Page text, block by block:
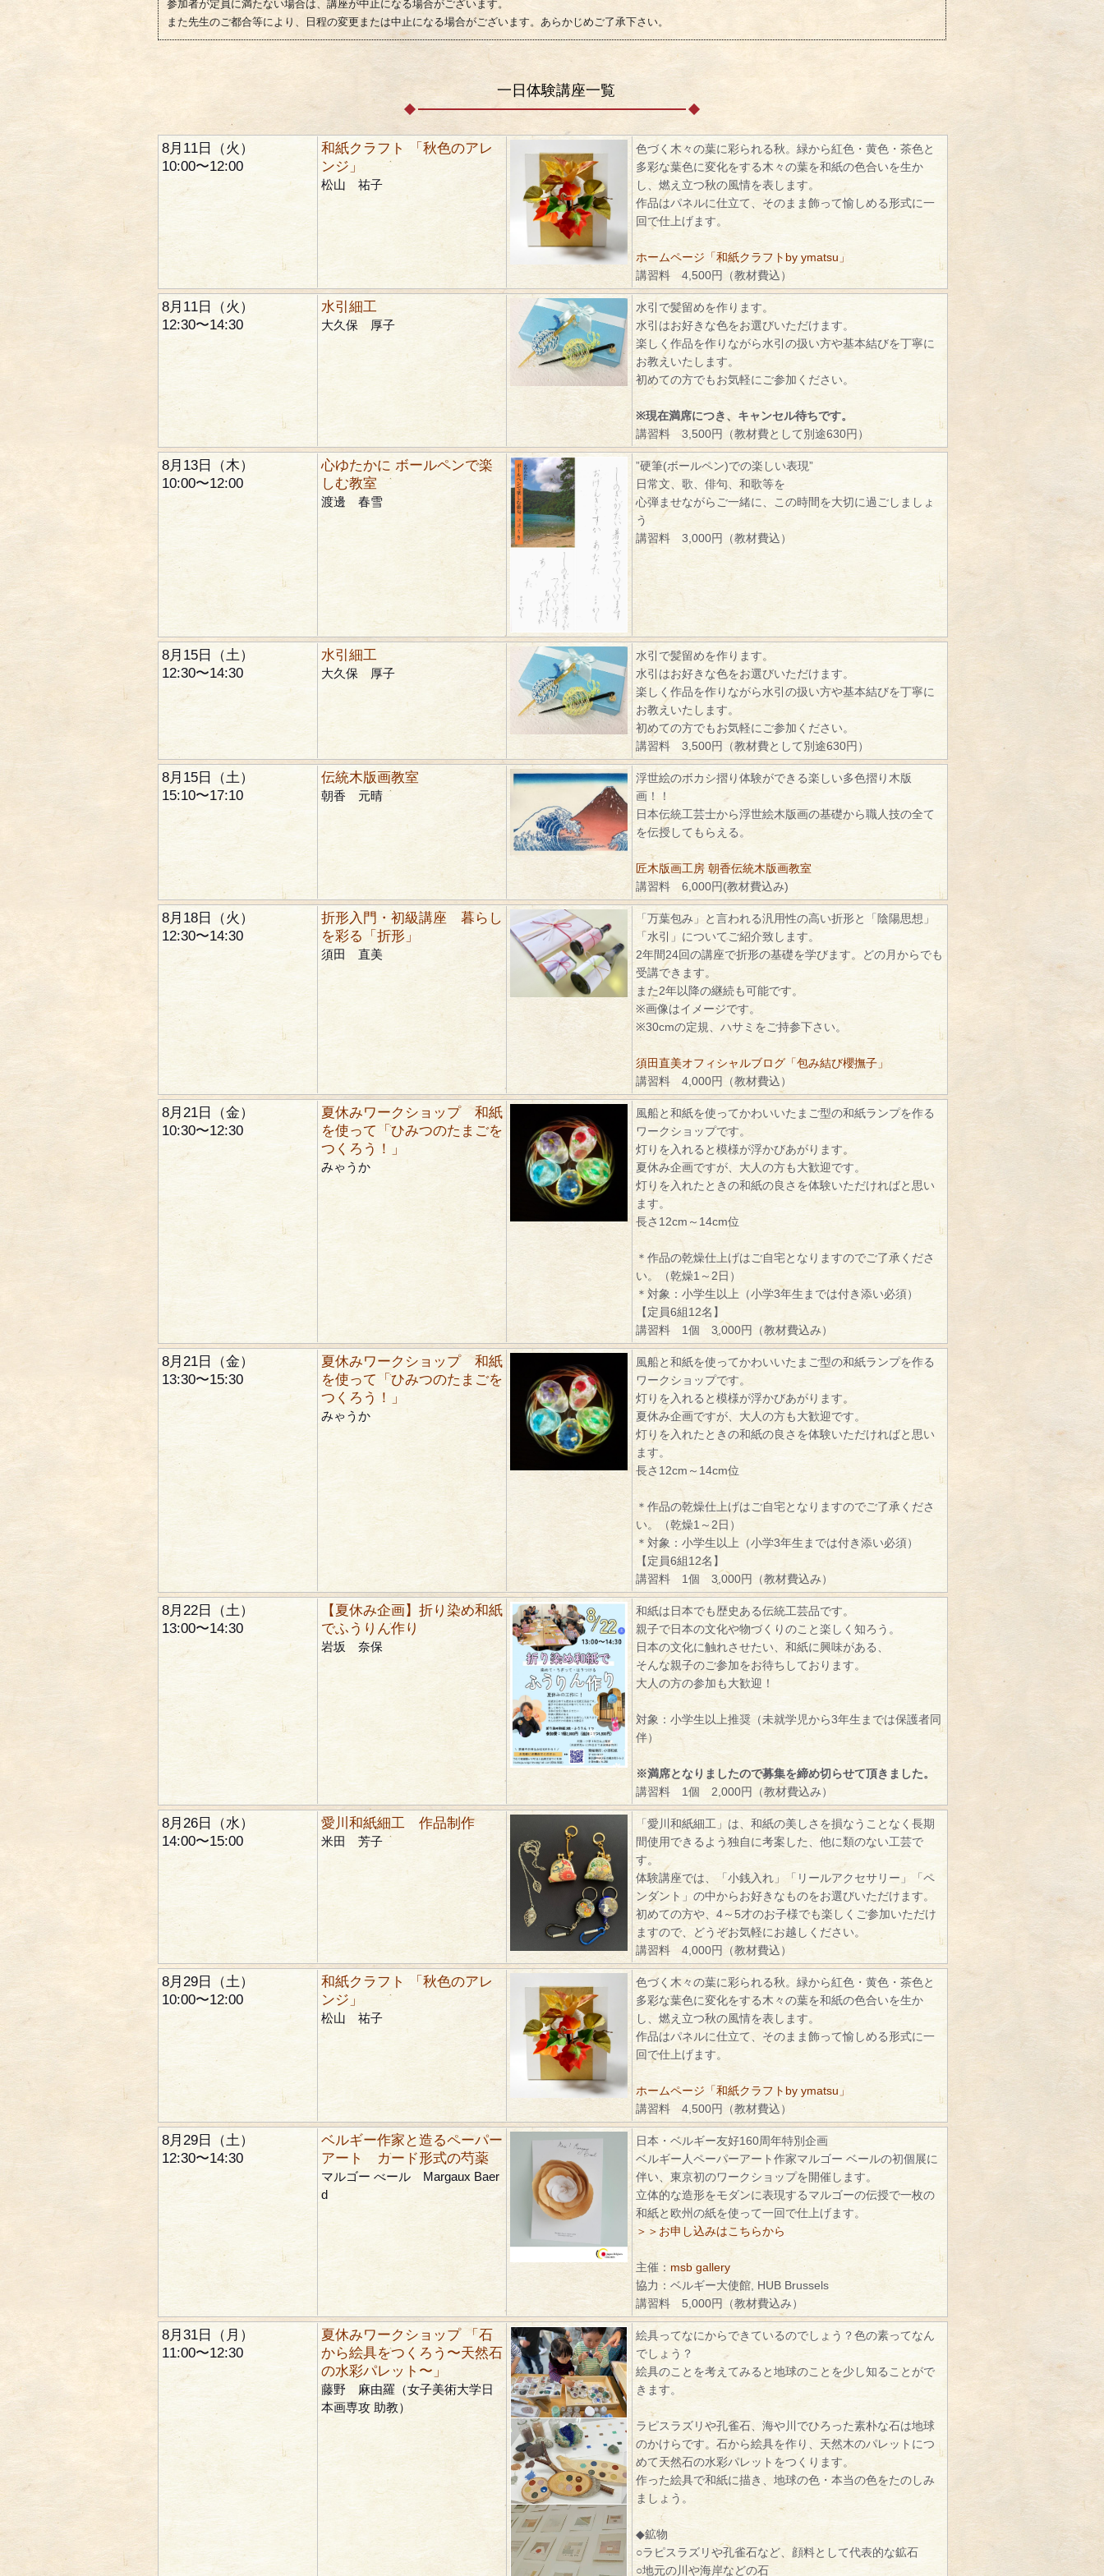
参加者が定員に満たない場合は、講座が中止になる場合がございます。
また先生のご都合等により、日程の変更または中止になる場合がございます。あらかじめご了承下さい。
一日体験講座一覧
8月11日（火）
10:00〜12:00
和紙クラフト 「秋色のアレ
ンジ」
松山 祐子
色づく木々の葉に彩られる秋。緑から紅色・黄色・茶色と
多彩な葉色に変化をする木々の葉を和紙の色合いを生か
し、燃え立つ秋の風情を表します。
作品はパネルに仕立て、そのまま飾って愉しめる形式に一
回で仕上げます。
ホームページ「和紙クラフトby ymatsu」
講習料 4,500円（教材費込）
8月11日（火）
12:30〜14:30
水引細工
大久保 厚子
水引で髪留めを作ります。
水引はお好きな色をお選びいただけます。
楽しく作品を作りながら水引の扱い方や基本結びを丁寧に
お教えいたします。
初めての方でもお気軽にご参加ください。
※現在満席につき、キャンセル待ちです。
講習料 3,500円（教材費として別途630円）
8月13日（木）
10:00〜12:00
心ゆたかに ボールペンで楽
しむ教室
渡邊 春雪
”硬筆(ボールペン)での楽しい表現”
日常文、歌、俳句、和歌等を
心弾ませながらご一緒に、この時間を大切に過ごしましょ
う
講習料 3,000円（教材費込）
8月15日（土）
12:30〜14:30
水引細工
大久保 厚子
水引で髪留めを作ります。
水引はお好きな色をお選びいただけます。
楽しく作品を作りながら水引の扱い方や基本結びを丁寧に
お教えいたします。
初めての方でもお気軽にご参加ください。
講習料 3,500円（教材費として別途630円）
8月15日（土）
15:10〜17:10
伝統木版画教室
朝香 元晴
浮世絵のボカシ摺り体験ができる楽しい多色摺り木版
画！！
日本伝統工芸士から浮世絵木版画の基礎から職人技の全て
を伝授してもらえる。
匠木版画工房 朝香伝統木版画教室
講習料 6,000円(教材費込み)
8月18日（火）
12:30〜14:30
折形入門・初級講座 暮らし
を彩る「折形」
須田 直美
「万葉包み」と言われる汎用性の高い折形と「陰陽思想」
「水引」についてご紹介致します。
2年間24回の講座で折形の基礎を学びます。どの月からでも
受講できます。
また2年以降の継続も可能です。
※画像はイメージです。
※30cmの定規、ハサミをご持参下さい。
須田直美オフィシャルブログ「包み結び櫻撫子」
講習料 4,000円（教材費込）
8月21日（金）
10:30〜12:30
夏休みワークショップ 和紙
を使って「ひみつのたまごを
つくろう！」
みゃうか
風船と和紙を使ってかわいいたまご型の和紙ランプを作る
ワークショップです。
灯りを入れると模様が浮かびあがります。
夏休み企画ですが、大人の方も大歓迎です。
灯りを入れたときの和紙の良さを体験いただければと思い
ます。
長さ12cm～14cm位
＊作品の乾燥仕上げはご自宅となりますのでご了承くださ
い。（乾燥1～2日）
＊対象：小学生以上（小学3年生までは付き添い必須）
【定員6組12名】
講習料 1個 3,000円（教材費込み）
8月21日（金）
13:30〜15:30
夏休みワークショップ 和紙
を使って「ひみつのたまごを
つくろう！」
みゃうか
風船と和紙を使ってかわいいたまご型の和紙ランプを作る
ワークショップです。
灯りを入れると模様が浮かびあがります。
夏休み企画ですが、大人の方も大歓迎です。
灯りを入れたときの和紙の良さを体験いただければと思い
ます。
長さ12cm～14cm位
＊作品の乾燥仕上げはご自宅となりますのでご了承くださ
い。（乾燥1～2日）
＊対象：小学生以上（小学3年生までは付き添い必須）
【定員6組12名】
講習料 1個 3,000円（教材費込み）
8月22日（土）
13:00〜14:30
【夏休み企画】折り染め和紙
でふうりん作り
岩坂 奈保
和紙は日本でも歴史ある伝統工芸品です。
親子で日本の文化や物づくりのこと楽しく知ろう。
日本の文化に触れさせたい、和紙に興味がある、
そんな親子のご参加をお待ちしております。
大人の方の参加も大歓迎！
対象：小学生以上推奨（未就学児から3年生までは保護者同
伴）
※満席となりましたので募集を締め切らせて頂きました。
講習料 1個 2,000円（教材費込み）
8月26日（水）
14:00〜15:00
愛川和紙細工 作品制作
米田 芳子
「愛川和紙細工」は、和紙の美しさを損なうことなく長期
間使用できるよう独自に考案した、他に類のない工芸で
す。
体験講座では、「小銭入れ」「リールアクセサリー」「ペ
ンダント」の中からお好きなものをお選びいただけます。
初めての方や、4～5才のお子様でも楽しくご参加いただけ
ますので、どうぞお気軽にお越しください。
講習料 4,000円（教材費込）
8月29日（土）
10:00〜12:00
和紙クラフト 「秋色のアレ
ンジ」
松山 祐子
色づく木々の葉に彩られる秋。緑から紅色・黄色・茶色と
多彩な葉色に変化をする木々の葉を和紙の色合いを生か
し、燃え立つ秋の風情を表します。
作品はパネルに仕立て、そのまま飾って愉しめる形式に一
回で仕上げます。
ホームページ「和紙クラフトby ymatsu」
講習料 4,500円（教材費込）
8月29日（土）
12:30〜14:30
ベルギー作家と造るペーパー
アート カード形式の芍薬
マルゴー べール Margaux Baer
d
日本・ベルギー友好160周年特別企画
ベルギー人ペーパーアート作家マルゴー ベールの初個展に
伴い、東京初のワークショップを開催します。
立体的な造形をモダンに表現するマルゴーの伝授で一枚の
和紙と欧州の紙を使って一回で仕上げます。
＞＞お申し込みはこちらから
主催： msb gallery
協力：ベルギー大使館, HUB Brussels
講習料 5,000円（教材費込み）
8月31日（月）
11:00〜12:30
夏休みワークショップ 「石
から絵具をつくろう〜天然石
の水彩パレット〜」
藤野 麻由羅（女子美術大学日
本画専攻 助教）
絵具ってなにからできているのでしょう？色の素ってなん
でしょう？
絵具のことを考えてみると地球のことを少し知ることがで
きます。
ラピスラズリや孔雀石、海や川でひろった素朴な石は地球
のかけらです。石から絵具を作り、天然木のパレットにつ
めて天然石の水彩パレットをつくります。
作った絵具で和紙に描き、地球の色・本当の色をたのしみ
ましょう。
◆鉱物
○ラピスラズリや孔雀石など、顔料として代表的な鉱石
○地元の川や海岸などの石